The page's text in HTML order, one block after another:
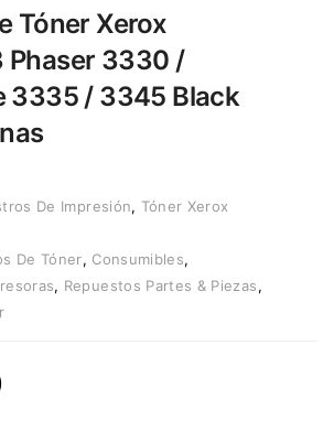
Tóner Xerox
Phaser 3330 /
3335 / 3345 Black
De Impresión, Tóner Xerox
De Tóner, Consumibles,
, Repuestos Partes & Piezas,